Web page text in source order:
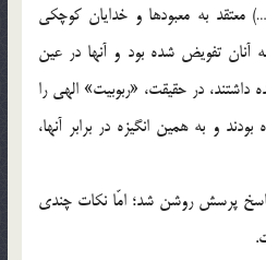
معتقد به معبودها و خدايان كوچكي
آنان تفويض شده بود و آنها در عين
در حقيقت، «ربوبيت» الهي را
و به همين انگيزه در برابر آنها،
پاسخ پرسش روشن شد؛ امّا نكات چندي